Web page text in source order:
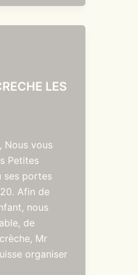
LES
Nous vous
Petites
ses portes
Afin de
nous
de
Mr
organiser